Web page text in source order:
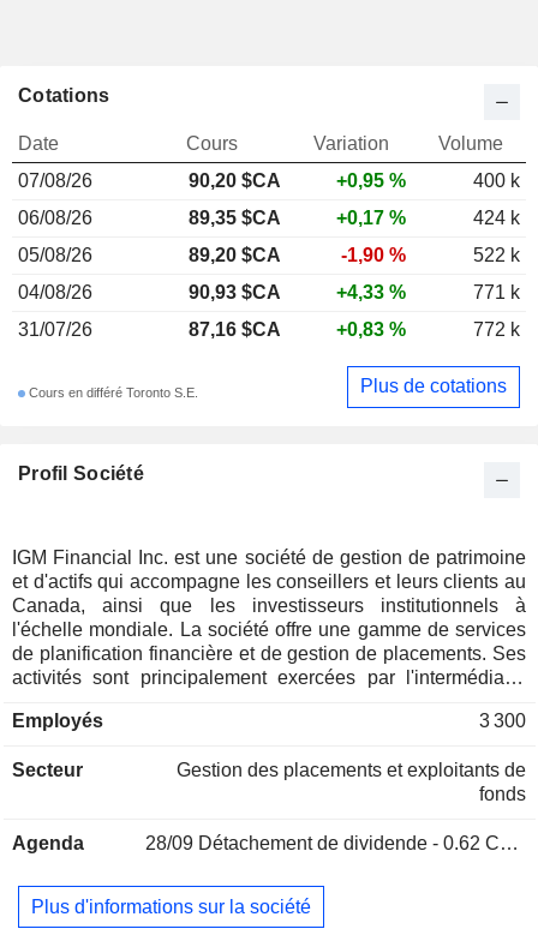
Profil Société
IGM Financial Inc. est une société de gestion de patrimoine
et d'actifs qui accompagne les conseillers et leurs clients au
Canada, ainsi que les investisseurs institutionnels à
l'échelle mondiale. La société offre une gamme de services
de planification financière et de gestion de placements. Ses
activités sont principalement exercées par l'intermédiaire
secteurs d'activité comprennent la gestion de patrimoine, la
Le secteur Gestion de patrimoine se concentre
principalement sur la prestation de services de planification
particuliers. Ce secteur comprend les activités d’IG Wealth
l’intermédiaire de son courtier en valeurs mobilières, de son
courtier en fonds communs de placement et d’autres filiales
Employés 3 300
Secteur
Gestion des placements et exploitants de
fonds
Agenda 28/09 Détachement de dividende - 0.62 CAD
Plus d'informations sur la société
Cotations
Date Cours Variation
Volume
07/08/26
90,20 $CA +0,95 %
400 k
06/08/26
89,35 $CA +0,17 %
424 k
05/08/26
89,20 $CA -1,90 %
522 k
04/08/26
90,93 $CA +4,33 %
771 k
31/07/26
87,16 $CA +0,83 % 772 k
Cours en différé Toronto S.E. Plus de cotations